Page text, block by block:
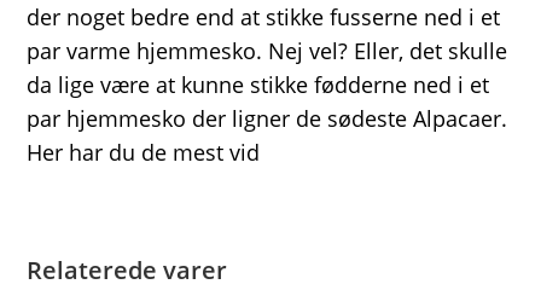
der noget bedre end at stikke fusserne ned i et
par varme hjemmesko. Nej vel? Eller, det skulle
da lige være at kunne stikke fødderne ned i et
par hjemmesko der ligner de sødeste Alpacaer.
Her har du de mest vid
Relaterede varer